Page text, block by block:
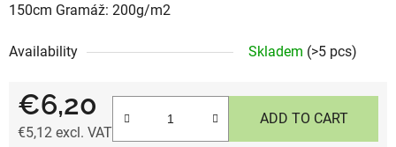
150cm Gramáž: 200g/m2
Availability Skladem (>5 pcs)
€6,20
€5,12 excl. VAT
ADD TO CART